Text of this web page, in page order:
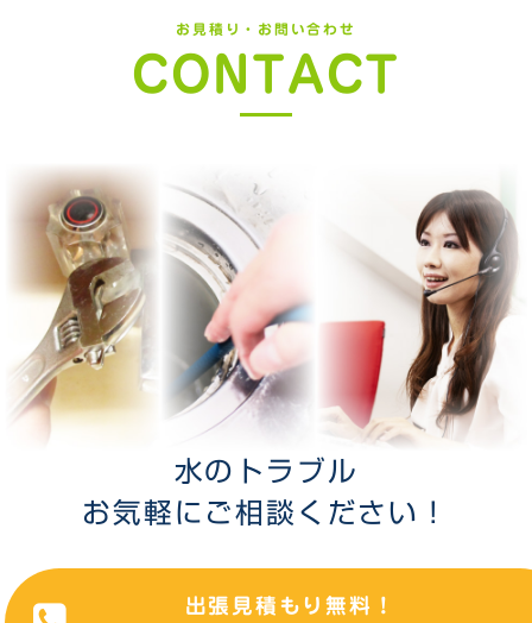
お見積り・お問い合わせ
CONTACT
水のトラブル
お気軽にご相談ください！
出張見積もり無料！